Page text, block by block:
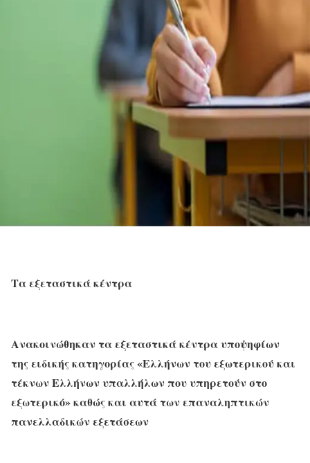
Τα εξεταστικά κέντρα
Ανακοινώθηκαν τα εξεταστικά κέντρα υποψηφίων
της ειδικής κατηγορίας «Ελλήνων του εξωτερικού και
τέκνων Ελλήνων υπαλλήλων που υπηρετούν στο
εξωτερικό» καθώς και αυτά των επαναληπτικών
πανελλαδικών εξετάσεων